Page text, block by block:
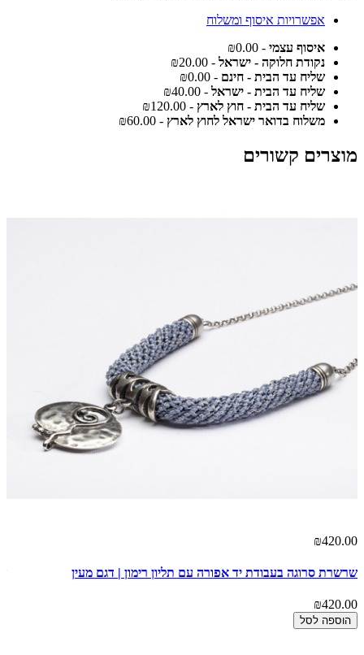
אפשרויות איסוף ומשלוח
איסוף עצמי - ₪0.00
נקודת חלוקה - ישראל - ₪20.00
שליח עד הבית - חינם - ₪0.00
שליח עד הבית - ישראל - ₪40.00
שליח עד הבית - חוץ לארץ - ₪120.00
משלוח בדואר ישראל לחוץ לארץ - ₪60.00
מוצרים קשורים
₪420.00
שרשרת סרוגה בעבודת יד אפורה עם תליון רימון | דגם מעין
₪420.00
הוספה לסל